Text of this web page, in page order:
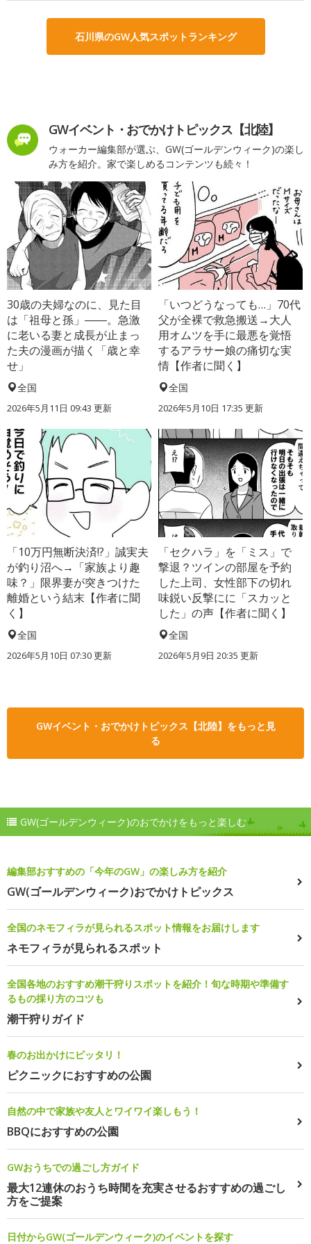
石川県のGW人気スポットランキング
GWイベント・おでかけトピックス【北陸】
ウォーカー編集部が選ぶ、GW(ゴールデンウィーク)の楽し
み方を紹介。家で楽しめるコンテンツも続々！
30歳の夫婦なのに、見た目
は「祖母と孫」――。急激
に老いる妻と成長が止まっ
た夫の漫画が描く「歳と幸
せ」
全国
2026年5月11日 09:43 更新
「いつどうなっても…」70代
父が全裸で救急搬送→大人
用オムツを手に最悪を覚悟
するアラサー娘の痛切な実
情【作者に聞く】
全国
2026年5月10日 17:35 更新
「10万円無断決済!?」誠実夫
が釣り沼へ→「家族より趣
味？」限界妻が突きつけた
離婚という結末【作者に聞
く】
全国
2026年5月10日 07:30 更新
「セクハラ」を「ミス」で
撃退？ツインの部屋を予約
した上司、女性部下の切れ
味鋭い反撃にに「スカッと
した」の声【作者に聞く】
全国
2026年5月9日 20:35 更新
GWイベント・おでかけトピックス【北陸】をもっと見
る
GW(ゴールデンウィーク)のおでかけをもっと楽しむ
編集部おすすめの「今年のGW」の楽しみ方を紹介
GW(ゴールデンウィーク)おでかけトピックス
全国のネモフィラが見られるスポット情報をお届けします
ネモフィラが見られるスポット
全国各地のおすすめ潮干狩りスポットを紹介！旬な時期や準備す
るもの採り方のコツも
潮干狩りガイド
春のお出かけにピッタリ！
ピクニックにおすすめの公園
自然の中で家族や友人とワイワイ楽しもう！
BBQにおすすめの公園
GWおうちでの過ごし方ガイド
最大12連休のおうち時間を充実させるおすすめの過ごし
方をご提案
日付からGW(ゴールデンウィーク)のイベントを探す